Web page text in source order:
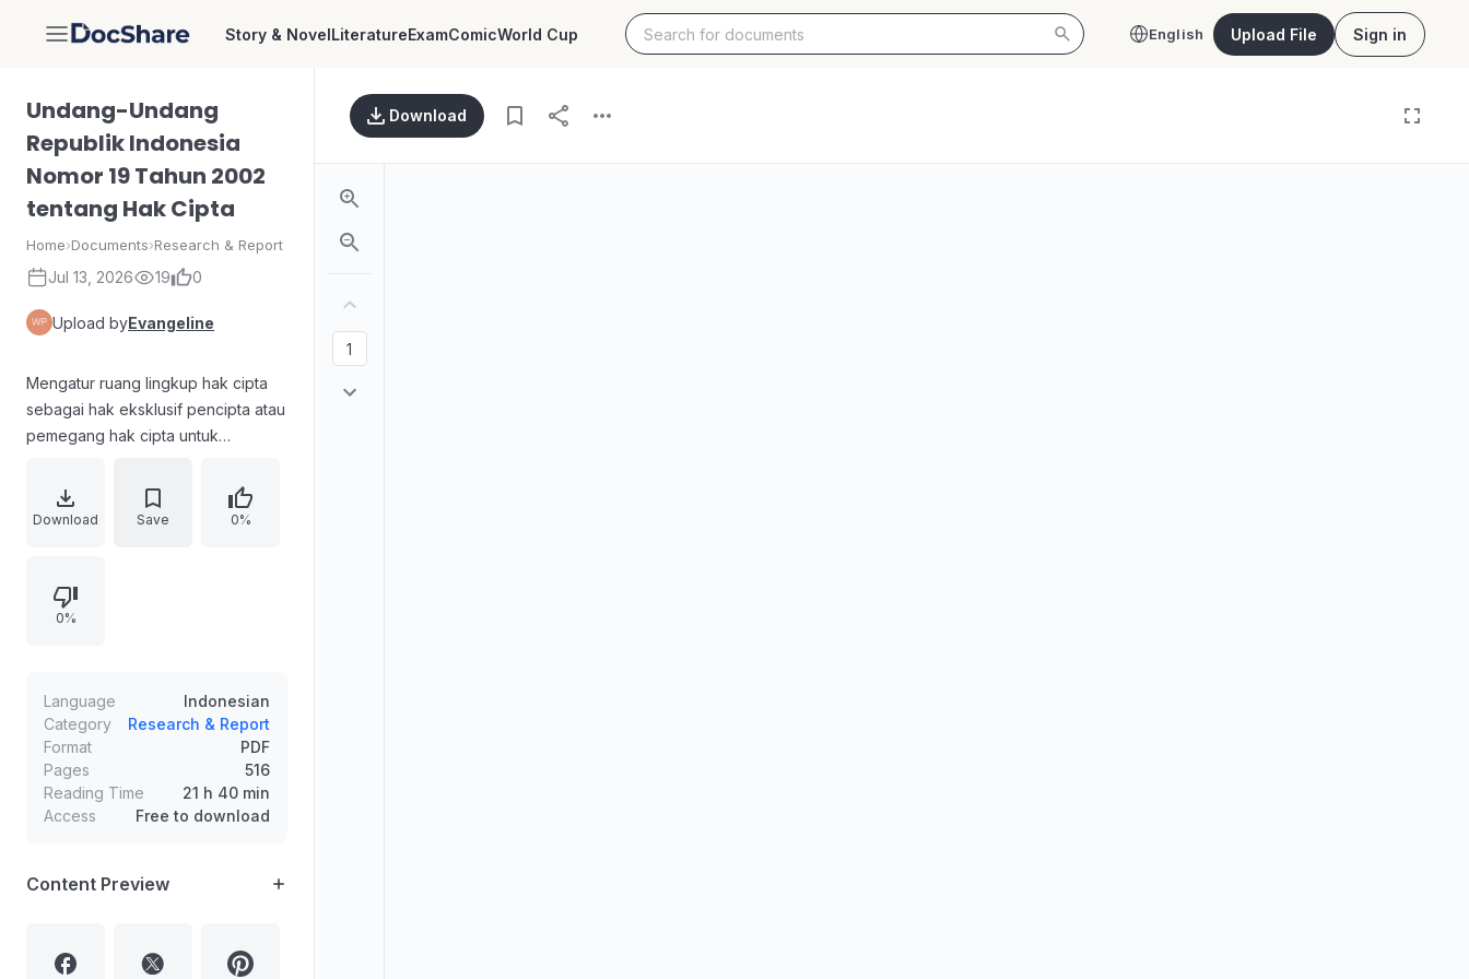
DocShare Story & NovelLiteratureExamComicWorld Cup English Upload File Sign in
Undang-Undang
Republik Indonesia
Nomor 19 Tahun 2002
tentang Hak Cipta
Home›Documents›Research & Report
Jul 13, 2026 19 0
Upload byEvangeline
Mengatur ruang lingkup hak cipta
sebagai hak eksklusif pencipta atau
pemegang hak cipta untuk
karya, yang timbul secara otomatis
setelah ciptaan dilahirkan. Memuat
perbuatan tertentu serta sanksi bagi
pihak yang menyiarkan,
hak cipta atau hak terkait.
Download Save 0%
0%
Language
Indonesian
Category
Research & Report
Format
PDF
Pages
516
Reading Time
21 h 40 min
Access
Free to download
Content Preview
Download